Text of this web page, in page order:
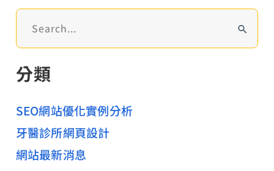
務
網
站
建
尋
鍵
:
分類
SEO網站優化實例分析
牙醫診所網頁設計
網站最新消息